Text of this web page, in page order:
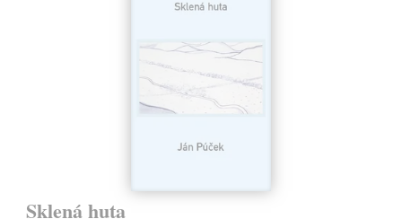
Sklená huta